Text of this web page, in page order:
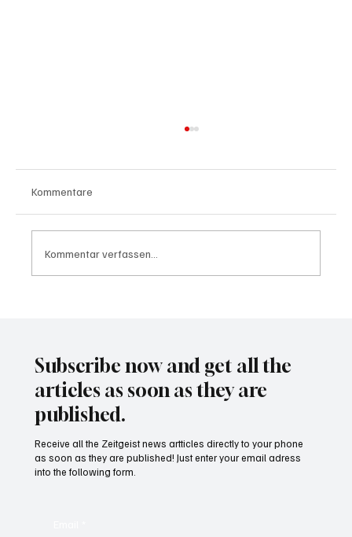
Kommentare
Kommentar verfassen...
Subscribe now and get all the
articles as soon as they are
published.
Receive all the Zeitgeist news artticles directly to your phone
as soon as they are published! Just enter your email adress
into the following form.